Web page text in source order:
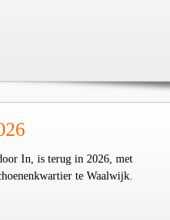
In, is terug in 2026, met
te Waalwijk.